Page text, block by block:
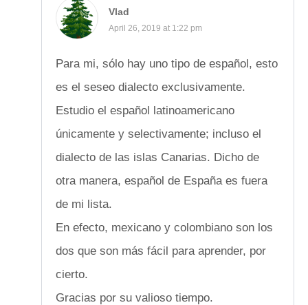
Vlad
April 26, 2019 at 1:22 pm
Para mi, sólo hay uno tipo de español, esto
es el seseo dialecto exclusivamente.
Estudio el español latinoamericano
únicamente y selectivamente; incluso el
dialecto de las islas Canarias. Dicho de
otra manera, español de España es fuera
de mi lista.
En efecto, mexicano y colombiano son los
dos que son más fácil para aprender, por
cierto.
Gracias por su valioso tiempo.